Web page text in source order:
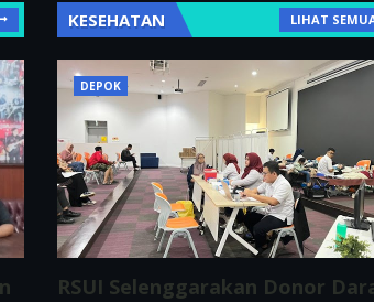
KESEHATAN LIHAT
DEPOK
RSUI Selenggarakan Donor